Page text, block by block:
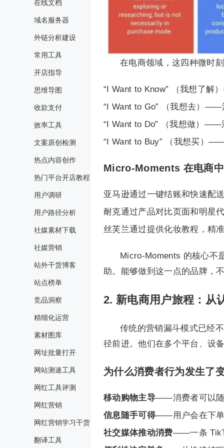
在线文档
域名服务器
外链分析建设
常用工具
开店指导
思维导图
收款支付
效率工具
文案原创检测
热点内容创作
热门平台开店教程
用户调研
用户路径分析
社媒素材下载
社媒营销
站外干货博客
站点榜单
竞品洞察
精细化运营
素材图库
网址批量打开
网站测速工具
网红工具评测
网红营销
网红营销学习干货
翻译工具
在电商领域，这四种微时
“I Want to Know” （我想了解
“I Want to Go” （我想去）——
“I Want to Do” （我想做）——
“I Want to Buy” （我想买）
Micro-Moments 在电商
亚马逊通过一键结账和快速配
耐克通过产品对比页面和明星
丝芙兰通过提供化妆教程，精
Micro-Moments 的核心不
助。能够做到这一点的品牌，
2. 新电商用户旅程：从
传统的营销漏斗模式已经
径前进。他们在多个平台、设
为什么消费者行为发生了
移动购物主导——消费者可以随
信息随手可得——用户会在下单
社交媒体推动消费——一条